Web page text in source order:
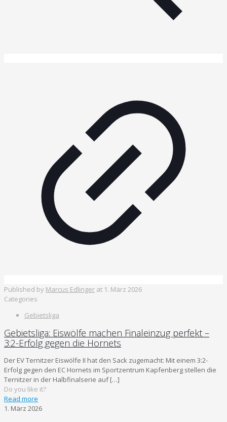
Published by Marcus Edlinger at 1. März 2026
Categories
Gebietsliga
Gebietsliga: Eiswölfe machen Finaleinzug perfekt –
3:2-Erfolg gegen die Hornets
Der EV Ternitzer Eiswölfe II hat den Sack zugemacht: Mit einem 3:2-
Erfolg gegen den EC Hornets im Sportzentrum Kapfenberg stellen die
Ternitzer in der Halbfinalserie auf[…]
Do you like it?
Read more
1. März 2026